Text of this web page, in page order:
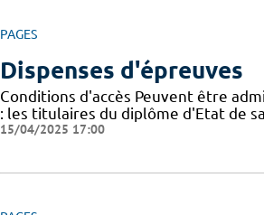
PAGES
Dispenses d'épreuves
Conditions d'accès Peuvent être
: les titulaires du diplôme d'Etat de
15/04/2025 17:00